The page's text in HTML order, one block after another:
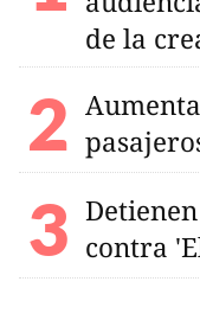
de la
contra